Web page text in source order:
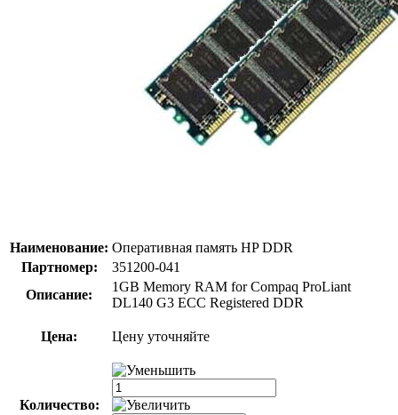
Наименование: Оперативная память HP DDR
Партномер:
351200-041
Описание:
1GB Memory RAM for Compaq ProLiant
DL140 G3 ECC Registered DDR
Цена: Цену уточняйте
Количество: